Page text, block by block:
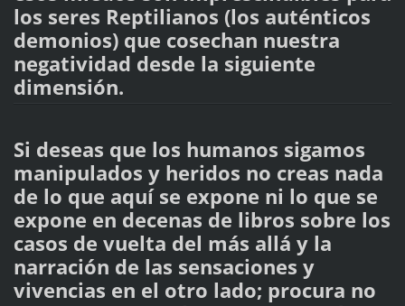
los seres Reptilianos (los auténticos
demonios) que cosechan nuestra
negatividad desde la siguiente
dimensión.
Si deseas que los humanos sigamos
manipulados y heridos no creas nada
de lo que aquí se expone ni lo que se
expone en decenas de libros sobre los
casos de vuelta del más allá y la
narración de las sensaciones y
vivencias en el otro lado; procura no